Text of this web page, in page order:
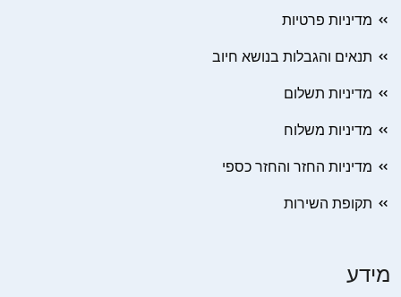
מדיניות פרטיות
תנאים והגבלות בנושא חיוב
מדיניות תשלום
מדיניות משלוח
מדיניות החזר והחזר כספי
תקופת השירות
מידע